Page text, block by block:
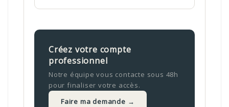
Créez votre compte
professionnel
Notre équipe vous contacte sous 48h
pour finaliser votre accès.
Faire ma demande →